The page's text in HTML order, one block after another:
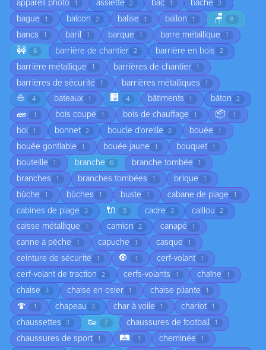
appareil photo 1 assiette 2 bac 1 bâche 2
bague 1 balcon 2 balise 1 ballon 1 🪑 8
bancs 1 baril 1 barque 1 barre métallique 1
🚧 6 barrière de chantier 2 barrière en bois 2
barrière métallique 1 barrières de chantier 1
barrières de sécurité 1 barrières métalliques 1
⛵ 4 bateaux 1 🏢 4 bâtiments 1 bâton 2
🧱 1 bois coupé 1 bois de chauffage 1 📦 1
bol 1 bonnet 2 boucle d'oreille 2 bouée 1
bouée gonflable 1 bouée jaune 1 bouquet 1
bouteille 1 branche 6 branche tombée 1
branches 1 branches tombées 1 brique 1
bûche 1 bûches 1 buste 1 cabane de plage 1
cabines de plage 3 🔌 5 cadre 3 caillou 2
caisse métallique 1 camion 2 canapé 1
canne à pêche 1 capuche 1 casque 1
ceinture de sécurité 1 🔘 1 cerf-volant 1
cerf-volant de traction 2 cerfs-volants 1 chaîne 1
chaise 3 chaise en osier 1 chaise pliante 1
🍄 1 chapeau 3 char à voile 1 chariot 1
chaussettes 3 👟 7 chaussures de football 1
chaussures de sport 1 🛤️ 1 cheminée 1